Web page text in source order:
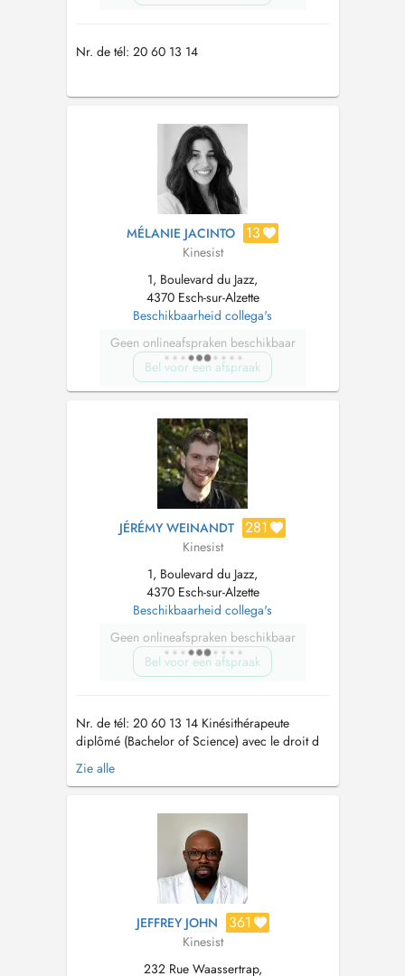
Nr. de tél: 20 60 13 14
MÉLANIE JACINTO 13
Kinesist
1, Boulevard du Jazz,
4370 Esch-sur-Alzette
Beschikbaarheid collega's
Geen onlineafspraken beschikbaar
Bel voor een afspraak
JÉRÉMY WEINANDT 281
Kinesist
1, Boulevard du Jazz,
4370 Esch-sur-Alzette
Beschikbaarheid collega's
Geen onlineafspraken beschikbaar
Bel voor een afspraak
Nr. de tél: 20 60 13 14 Kinésithérapeute
diplômé (Bachelor of Science) avec le droit d
´exercer au Luxembourg basé au cabinet
"Beweegungsfabreck" à Esch/Belval.
pédiatrique (prématuré - adolescent) -
Traitement Scoliose (Formation Certifiée
Zie alle
JEFFREY JOHN 361
Kinesist
232 Rue Waassertrap,